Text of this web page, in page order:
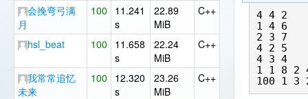
会挽弯弓满
月
100
11.241
s
22.89
MiB
C++
hsl_beat 100
11.658
s
22.24
MiB
C++
我常常追忆
未来
100
12.320
s
23.26
MiB
C++
4 4 2
1 4 6
2 3 7
4 2 5
4 3 4
1 1 8 2
100 1 3